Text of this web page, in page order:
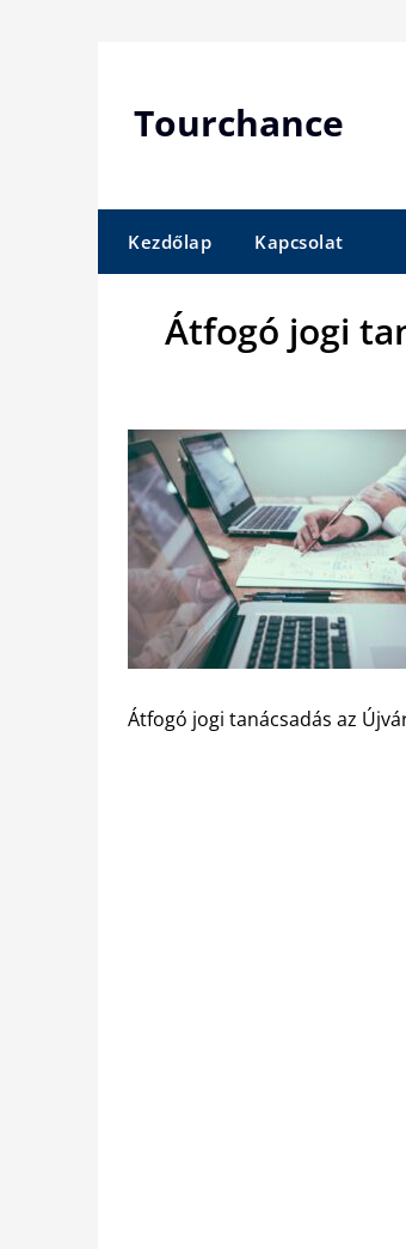
Tourchance
Kezdőlap Kapcsolat
Átfogó jogi
Átfogó jogi tanácsadás az